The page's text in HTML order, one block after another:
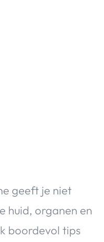
geeft je niet
huid, organen en
boordevol tips